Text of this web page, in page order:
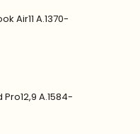
Air11 A.1370-
A.1584-